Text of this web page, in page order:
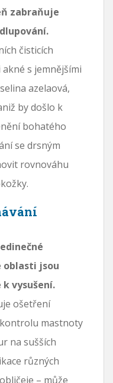
zabraňuje
čisticích
s jemnějšími
azelaová,
by došlo k
bohatého
se drsným
rovnováhu
oblasti jsou
vysušení.
ošetření
mastnoty
na sušších
různých
– může